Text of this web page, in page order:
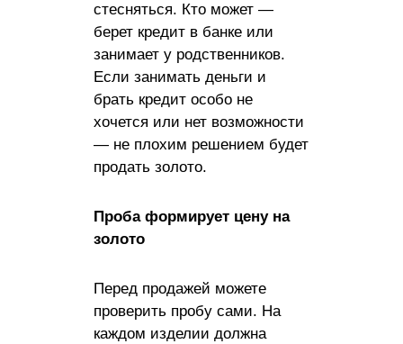
стесняться. Кто может —
берет кредит в банке или
занимает у родственников.
Если занимать деньги и
брать кредит особо не
хочется или нет возможности
— не плохим решением будет
продать золото.
Проба формирует цену на
золото
Перед продажей можете
проверить пробу сами. На
каждом изделии должна